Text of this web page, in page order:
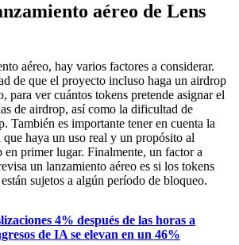
aéreo de Lens
aéreo, hay varios factores a considerar.
de que el proyecto incluso haga un airdrop
para ver cuántos tokens pretende asignar el
de airdrop, así como la dificultad de
También es importante tener en cuenta la
haya un uso real y un propósito al
primer lugar. Finalmente, un factor a
un lanzamiento aéreo es si los tokens
sujetos a algún período de bloqueo.
4% después de las horas a
de IA se elevan en un 46%